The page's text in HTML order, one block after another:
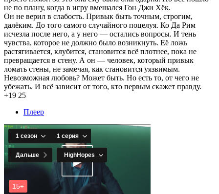
не по плану, когда в игру вмешался Гон Джи Хёк.
Он не верил в слабость. Привык быть точным, строгим,
далёким. До того самого случайного поцелуя. Ко Да Рим
исчезла после него, а у него — остались вопросы. И тень
чувства, которое не должно было возникнуть. Её ложь
растягивается, клубится, становится всё плотнее, пока не
превращается в стену. А он — человек, который привык
ломать стены, не замечая, как становится уязвимым.
Невозможная любовь? Может быть. Но есть то, от чего не
убежать. И всё зависит от того, кто первым скажет правду.
+19 25
Плеер